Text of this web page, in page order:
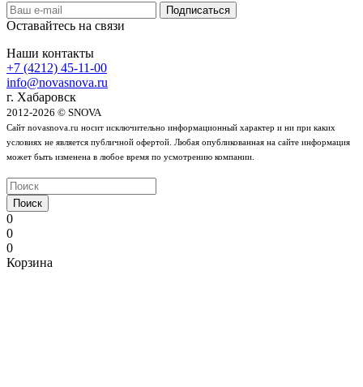
Оставайтесь на связи
Наши контакты
+7 (4212) 45-11-00
info@novasnova.ru
г. Хабаровск
2012-2026 © SNOVA
Сайт novasnova.ru носит исключительно информационный характер и ни при каких
условиях не является публичной офертой. Любая опубликованная на сайте информация
может быть изменена в любое время по усмотрению компании.
Поиск
0
0
0
Корзина